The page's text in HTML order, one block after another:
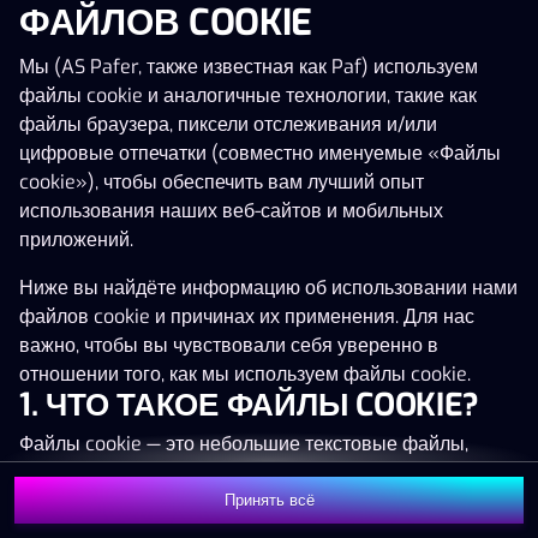
Нажми в любое место!
MEGA 1 352 344 €Присоединиться
ФАЙЛОВ COOKIE
Мы (AS Pafer, также известная как Paf) используем
файлы cookie и аналогичные технологии, такие как
файлы браузера, пиксели отслеживания и/или
цифровые отпечатки (совместно именуемые «Файлы
cookie»), чтобы обеспечить вам лучший опыт
использования наших веб-сайтов и мобильных
приложений.
Ниже вы найдёте информацию об использовании нами
файлов cookie и причинах их применения. Для нас
важно, чтобы вы чувствовали себя уверенно в
отношении того, как мы используем файлы cookie.
1. ЧТО ТАКОЕ ФАЙЛЫ COOKIE?
Файлы cookie — это небольшие текстовые файлы,
которые сохраняются на вашем устройстве (например,
на компьютере, мобильном телефоне или планшете)
при посещении наших веб-сайтов. Размещение
Принять всё